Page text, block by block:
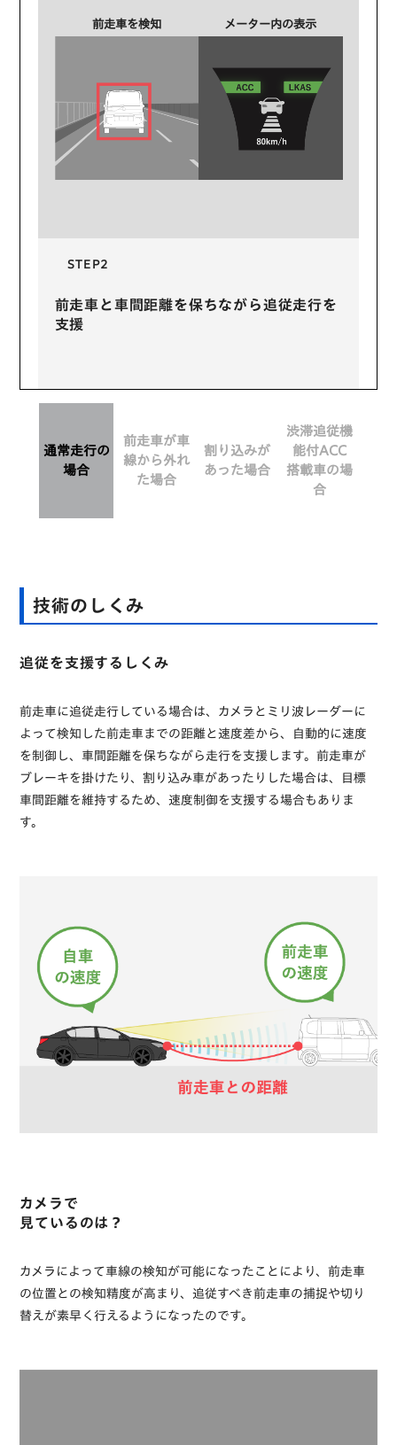
前走車を検知 メーター内の表示
STEP2
前走車と車間距離を保ちながら追従走行を
支援
通常走行の
場合
前走車が車
線から 外れ
た場合
割り込みが
あった場合
渋滞追従機
能付ACC
搭載車の場
合
技術のしくみ
追従を支援するしくみ
前走車に追従走行している場合は、カメラとミリ波レーダーに
よって検知した前走車までの距離と速度差から、自動的に速度
を制御し、車間距離を保ちながら走行を支援します。前走車が
ブレーキを掛けたり、割り込み車があったりした場合は、目標
車間距離を維持するため、速度制御を支援する場合もありま
す。
カメラ で
見ているのは？
カメラによって車線の検知が可能になったことにより、前走車
の位置との検知精度が高まり、追従すべき前走車の捕捉や切り
替えが素早く行えるようになったのです。